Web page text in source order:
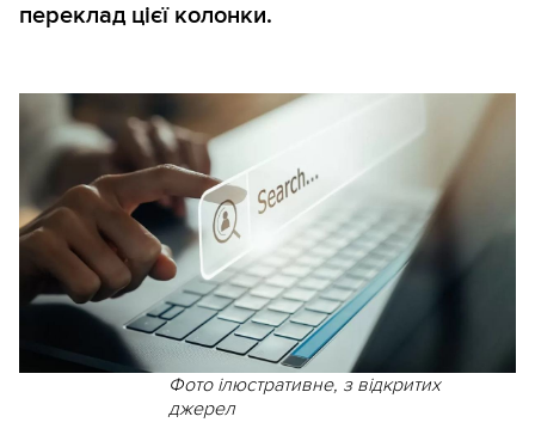
переклад цієї колонки.
Фото ілюстративне, з відкритих
джерел